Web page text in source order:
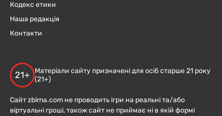
Кодекс етики
Наша редакція
Контакти
21+
Матеріали сайту призначені для осіб старше 21 року
(21+)
Сайт zbirna.com не проводить ігри на реальні та/або
віртуальні гроші, також сайт не приймає ні в якій формі